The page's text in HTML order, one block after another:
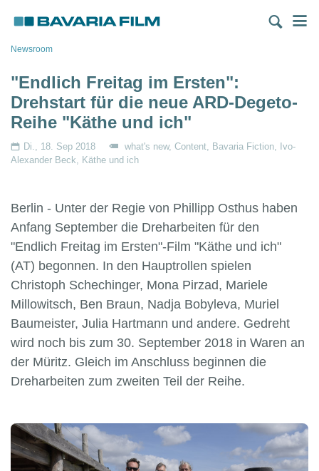
zum
Inhalt
Pfadnavigation
Newsroom
"Endlich Freitag im Ersten":
Drehstart für die neue ARD-Degeto-
Reihe "Käthe und ich"
Di., 18. Sep 2018 what's new Content Bavaria Fiction Ivo-
Alexander Beck
Käthe und ich
Berlin - Unter der Regie von Phillipp Osthus haben
Anfang September die Dreharbeiten für den
"Endlich Freitag im Ersten"-Film "Käthe und ich"
(AT) begonnen. In den Hauptrollen spielen
Christoph Schechinger, Mona Pirzad, Mariele
Millowitsch, Ben Braun, Nadja Bobyleva, Muriel
Baumeister, Julia Hartmann und andere. Gedreht
wird noch bis zum 30. September 2018 in Waren an
der Müritz. Gleich im Anschluss beginnen die
Dreharbeiten zum zweiten Teil der Reihe.